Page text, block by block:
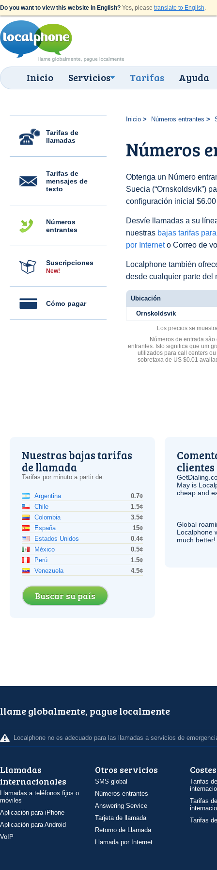
Do you want to view this website in English? Yes, please translate to English.
Inicio Servicios Tarifas Ayuda
Tarifas de
llamadas
Tarifas de
mensajes de
texto
Números
entrantes
Suscripciones
New!
Cómo pagar
Inicio Números entrantes
Números
Obtenga un Número
Suecia (“Ornskoldsvik”)
configuración inicial
Desvíe llamadas a su
nuestras bajas tarifas
por Interneto Correo de
Localphone también
desde cualquier parte del
Ubicación
Ornskoldsvik
Los precios se
Números de entrada
entrantes. Isto significa que um
utilizados para call centers
sobretaxa de US $0.01
Nuestras bajas tarifas
de llamada
Tarifas por minuto a partir de:
Argentina
0.7¢
Chile
1.5¢
Colombia
3.5¢
España
15¢
Estados Unidos
0.4¢
México
0.5¢
Perú
1.5¢
Venezuela
4.5¢
Buscar su país
clientes
May is
cheap and
Global
Localphone
much better!
llame globalmente, pague localmente
Localphone no es adecuado para las llamadas a servicios de
Llamadas
internacionales
Llamadas a teléfonos fijos o
móviles
Aplicación para iPhone
Aplicación para Android
VoIP
Otros servicios
SMS global
Números entrantes
Answering Service
Tarjeta de llamada
Retorno de Llamada
Llamada por Internet
Costes
Tarifas
Tarifas
Tarifas